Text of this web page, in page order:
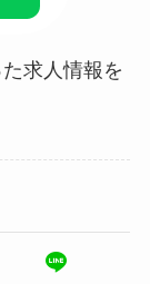
求人情報を